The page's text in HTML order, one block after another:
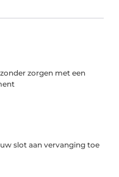
zorgen met een
slot aan vervanging toe